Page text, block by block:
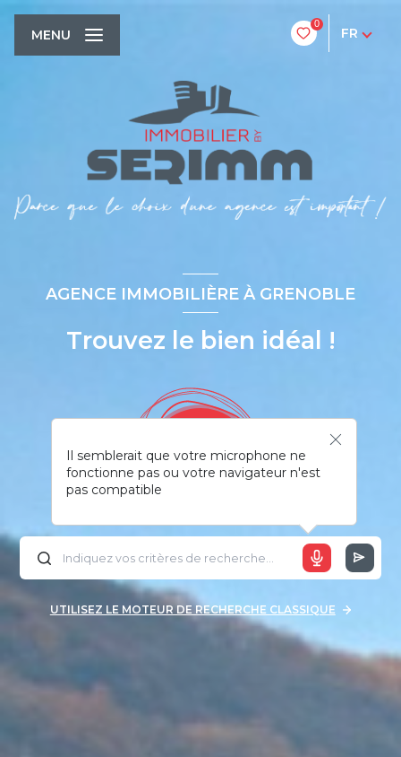
0
FR
MENU
AGENCE IMMOBILIÈRE À GRENOBLE
Trouvez le bien idéal !
Il semblerait que votre microphone ne
fonctionne pas ou votre navigateur n'est
pas compatible
UTILISEZ LE MOTEUR DE RECHERCHE CLASSIQUE